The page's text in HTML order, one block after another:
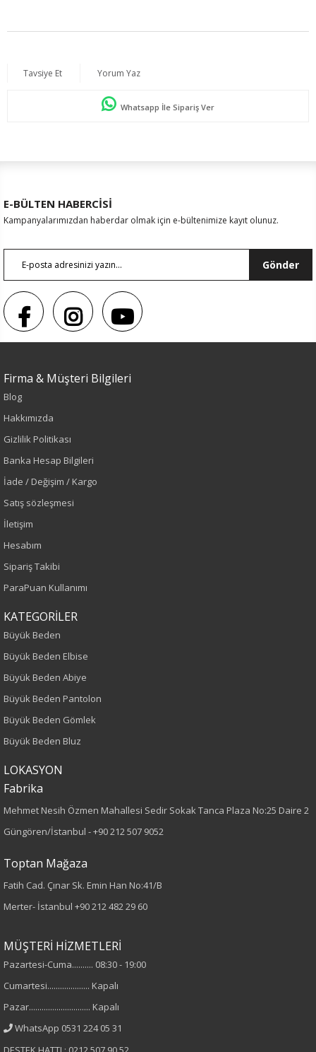
Sezon : YAZLIK
Renk
İndigo
Sezon
İlkbahar-Yaz
Yaş Grubu
Kalıp
Büyük Beden
Boy
75
Örme
Baskılı
Kumaş
%5 Elastan
Kadın
Kol Tipi
Tavsiye Et Yorum Yaz
Whatsapp İle Sipariş Ver
E-BÜLTEN HABERCİSİ
Kampanyalarımızdan haberdar olmak için e-bültenimize kayıt olunuz.
Gönder
Firma & Müşteri Bilgileri
Blog
Hakkımızda
Gizlilik Politikası
Banka Hesap Bilgileri
İade / Değişim / Kargo
Satış sözleşmesi
İletişim
Hesabım
Sipariş Takibi
ParaPuan Kullanımı
KATEGORİLER
Büyük Beden
Büyük Beden Elbise
Büyük Beden Abiye
Büyük Beden Pantolon
Büyük Beden Gömlek
Büyük Beden Bluz
LOKASYON
Fabrika
Mehmet Nesih Özmen Mahallesi Sedir Sokak Tanca Plaza No:25 Daire 2
Güngören/İstanbul -+90 212 507 9052
Toptan Mağaza
Fatih Cad. Çınar Sk. Emin Han No:41/B
Merter- İstanbul +90 212 482 29 60
MÜŞTERİ HİZMETLERİ
Pazartesi-Cuma.......... 08:30 - 19:00
Cumartesi.................... Kapalı
Pazar............................. Kapalı
WhatsApp 0531 224 05 31